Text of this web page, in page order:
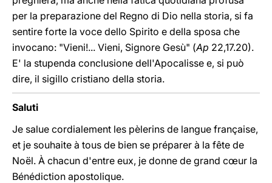
per la preparazione del Regno di Dio nella storia, si fa
sentire forte la voce dello Spirito e della sposa che
invocano: "Vieni!... Vieni, Signore Gesù" (Ap 22,17.20).
E' la stupenda conclusione dell'Apocalisse e, si può
dire, il sigillo cristiano della storia.
Saluti
Je salue cordialement les pèlerins de langue française,
et je souhaite à tous de bien se préparer à la fête de
Noël. À chacun d'entre eux, je donne de grand cœur la
Bénédiction apostolique.